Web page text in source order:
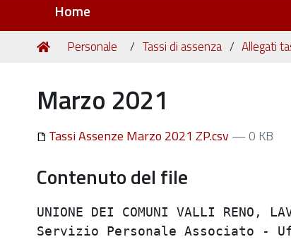
Home
Tu
Home
Personale Tassi di assenza Allegati
Marzo 2021
Tassi Assenze Marzo 2021 ZP.csv — 0 KB
Contenuto del file
UNIONE DEI COMUNI VALLI RENO,
Servizio Personale Associato -